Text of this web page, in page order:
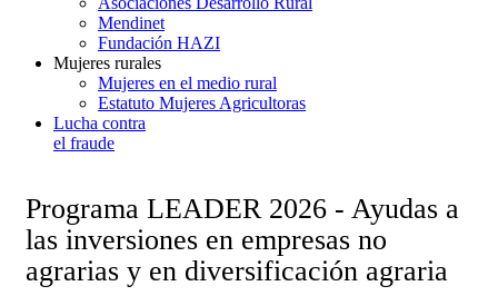
Mendinet
Fundación HAZI
Mujeres rurales
Mujeres en el medio rural
Estatuto Mujeres Agricultoras
Lucha contra
el fraude
Programa LEADER 2026 - Ayudas a
las inversiones en empresas no
agrarias y en diversificación agraria